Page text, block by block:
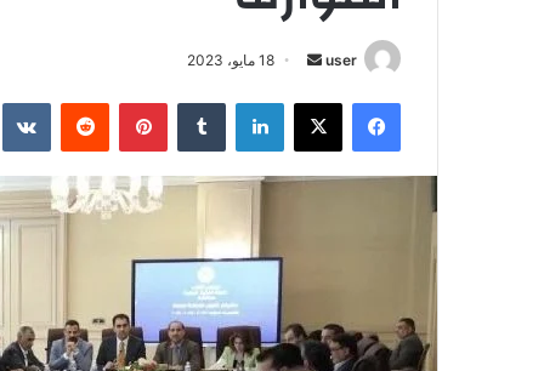
user
أرسل 18 مايو، 2023
فيسبوك ‫X لينكدإن بينتيريست